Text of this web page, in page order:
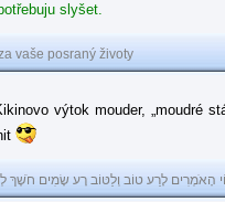
slyšet.
vaše posraný životy
výtok mouder, „moudré
הָאֹמְרִים לָרַע טוֹב וְלַטּוֹב רָע שָׂמִים חֹשֶׁךְ